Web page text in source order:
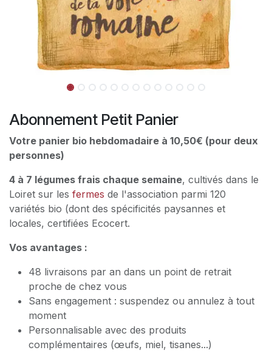
Abonnement Petit Panier
Votre panier bio hebdomadaire à 10,50€ (pour deux
personnes)
4 à 7 légumes frais chaque semaine, cultivés dans le
Loiret sur les fermes de l'association parmi 120
variétés bio (dont des spécificités paysannes et
locales, certifiées Ecocert.
Vos avantages :
48 livraisons par an dans un point de retrait
proche de chez vous
Sans engagement : suspendez ou annulez à tout
moment
Personnalisable avec des produits
complémentaires (œufs, miel, tisanes...)